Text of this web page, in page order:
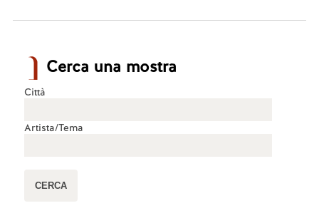
Cerca una mostra
Città
Artista/Tema